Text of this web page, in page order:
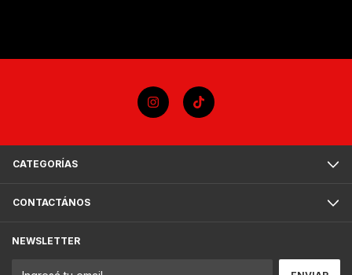
CATEGORÍAS
CONTACTÁNOS
NEWSLETTER